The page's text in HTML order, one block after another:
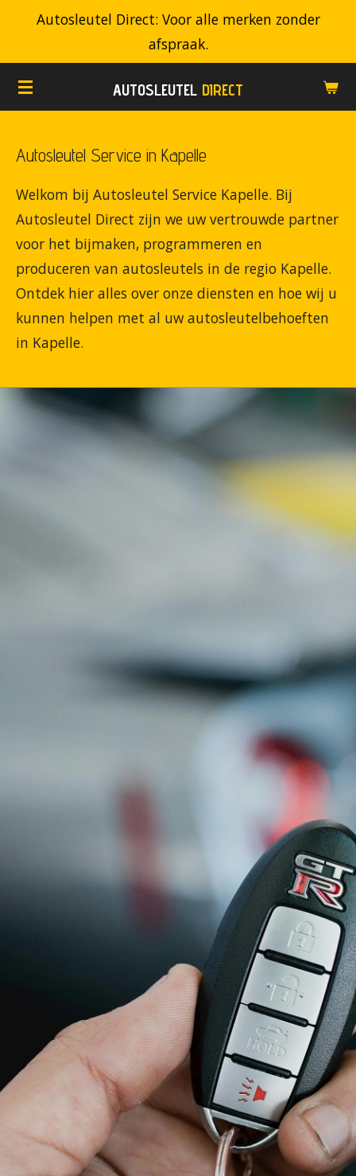
de
AUTOSLEUTEL DIRECT
Autosleutel Direct: Voor alle merken zonder
afspraak.
Autosleutel Service in Kapelle
Welkom bij Autosleutel Service Kapelle. Bij
Autosleutel Direct zijn we uw vertrouwde partner
voor het bijmaken, programmeren en
produceren van autosleutels in de regio Kapelle.
Ontdek hier alles over onze diensten en hoe wij u
kunnen helpen met al uw autosleutelbehoeften
in Kapelle.